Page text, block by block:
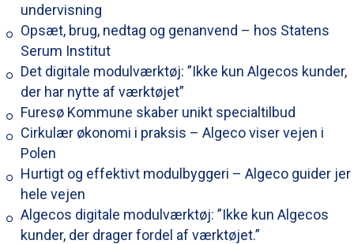
undervisning
Opsæt, brug, nedtag og genanvend – hos Statens
Serum Institut
Det digitale modulværktøj: ”Ikke kun Algecos kunder,
der har nytte af værktøjet”
Furesø Kommune skaber unikt specialtilbud
Cirkulær økonomi i praksis – Algeco viser vejen i
Polen
Hurtigt og effektivt modulbyggeri – Algeco guider jer
hele vejen
Algecos digitale modulværktøj: ”Ikke kun Algecos
kunder, der drager fordel af værktøjet.”